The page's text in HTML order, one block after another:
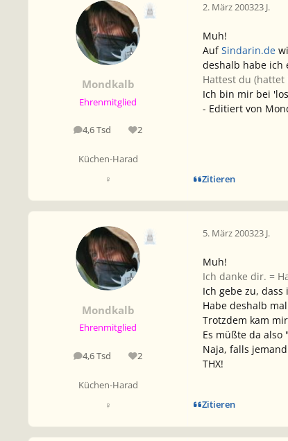
Mondkalb
Ehrenmitglied
4,6 Tsd
Beiträge 2
Reputation
Küchen-Harad
♀
2. März 200323 J.
Muh!
AufSindarin.de
deshalb habe ich
Hattest du (hattet
Ich bin mir bei
- Editiert von
Zitieren
Mondkalb
Ehrenmitglied
4,6 Tsd
Beiträge 2
Reputation
Küchen-Harad
♀
5. März 200323 J.
Muh!
Ich danke dir. =
Ich gebe zu,
Habe deshalb
Trotzdem kam
Es müßte da
Naja, falls
THX!
Zitieren